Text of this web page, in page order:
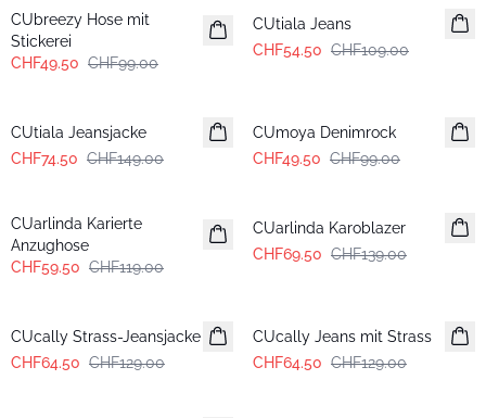
CUbreezy Hose mit
Stickerei
CHF49.50 CHF99.00
CUtiala Jeans
CHF54.50 CHF109.00
CUtiala Jeansjacke
CHF74.50 CHF149.00
CUmoya Denimrock
CHF49.50 CHF99.00
CUarlinda Karierte
Anzughose
CHF59.50 CHF119.00
CUarlinda Karoblazer
CHF69.50 CHF139.00
CUcally Strass-Jeansjacke
CHF64.50 CHF129.00
CUcally Jeans mit Strass
CHF64.50 CHF129.00